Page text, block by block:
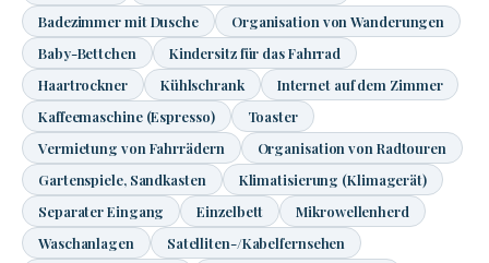
Badezimmer mit Dusche
Organisation von Wanderungen
Baby-Bettchen
Kindersitz für das Fahrrad
Haartrockner
Kühlschrank
Internet auf dem Zimmer
Kaffeemaschine (Espresso)
Toaster
Vermietung von Fahrrädern
Organisation von Radtouren
Gartenspiele, Sandkasten
Klimatisierung (Klimagerät)
Separater Eingang
Einzelbett
Mikrowellenherd
Waschanlagen
Satelliten-/Kabelfernsehen